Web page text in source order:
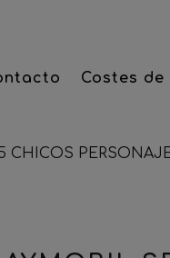
Costes de
CHICOS